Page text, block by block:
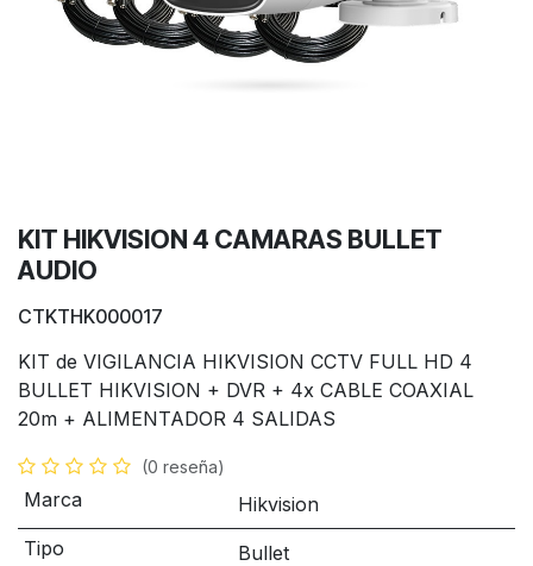
KIT HIKVISION 4 CAMARAS BULLET
AUDIO
CTKTHK000017
KIT de VIGILANCIA HIKVISION CCTV FULL HD 4
BULLET HIKVISION + DVR + 4x CABLE COAXIAL
20m + ALIMENTADOR 4 SALIDAS
(0 reseña)
Marca
Hikvision
Tipo
Bullet